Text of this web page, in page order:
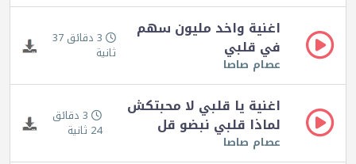
اغنية واخد مليون سهم
في قلبي
عصام صاصا
3 دقائق 37
ثانية
اغنية يا قلبي لا محبتكش
لماذا قلبي نبضو قل
عصام صاصا
3 دقائق
24 ثانية